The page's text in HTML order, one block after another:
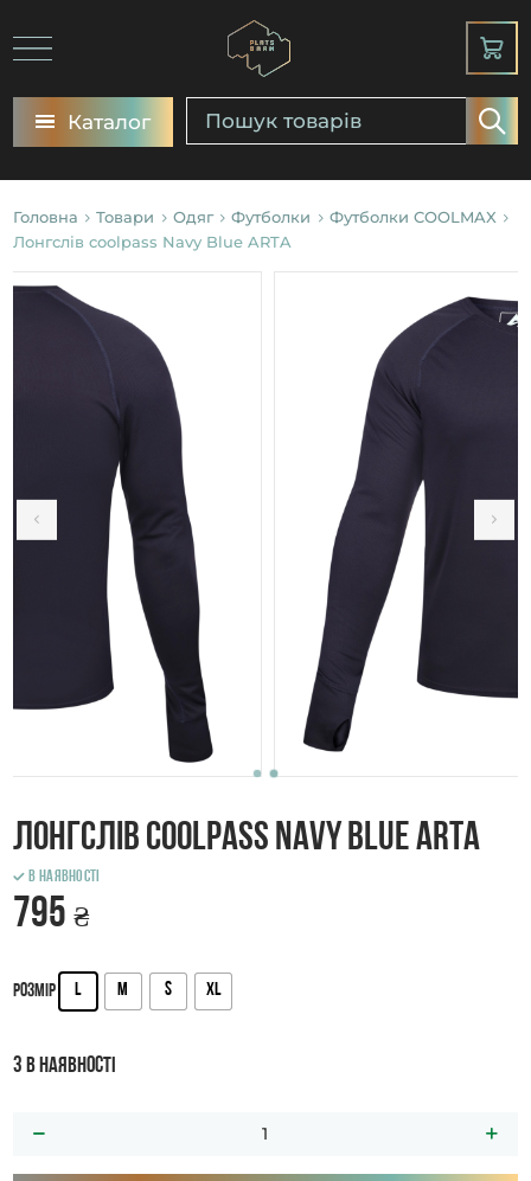
Каталог
Головна Товари Одяг Футболки
Футболки COOLMAX
Лонгслів coolpass Navy Blue ARTA
Лонгслів coolpass Navy Blue ARTA
В наявності
795 ₴
Розмір L M S XL
3 в наявності